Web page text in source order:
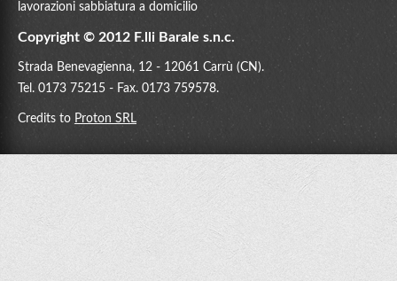
lavorazioni sabbiatura a domicilio
Copyright © 2012 F.lli Barale s.n.c.
Strada Benevagienna, 12 - 12061 Carrù (CN).
Tel. 0173 75215 - Fax. 0173 759578.
Credits to Proton SRL